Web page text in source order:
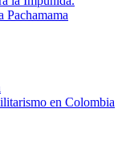
Pachamama
en Colombia